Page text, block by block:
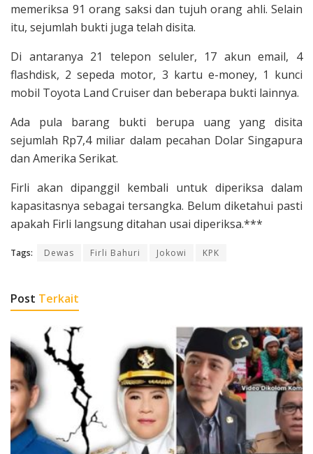
memeriksa 91 orang saksi dan tujuh orang ahli. Selain
itu, sejumlah bukti juga telah disita.
Di antaranya 21 telepon seluler, 17 akun email, 4
flashdisk, 2 sepeda motor, 3 kartu e-money, 1 kunci
mobil Toyota Land Cruiser dan beberapa bukti lainnya.
Ada pula barang bukti berupa uang yang disita
sejumlah Rp7,4 miliar dalam pecahan Dolar Singapura
dan Amerika Serikat.
Firli akan dipanggil kembali untuk diperiksa dalam
kapasitasnya sebagai tersangka. Belum diketahui pasti
apakah Firli langsung ditahan usai diperiksa.***
Tags: Dewas Firli Bahuri Jokowi KPK
Post Terkait